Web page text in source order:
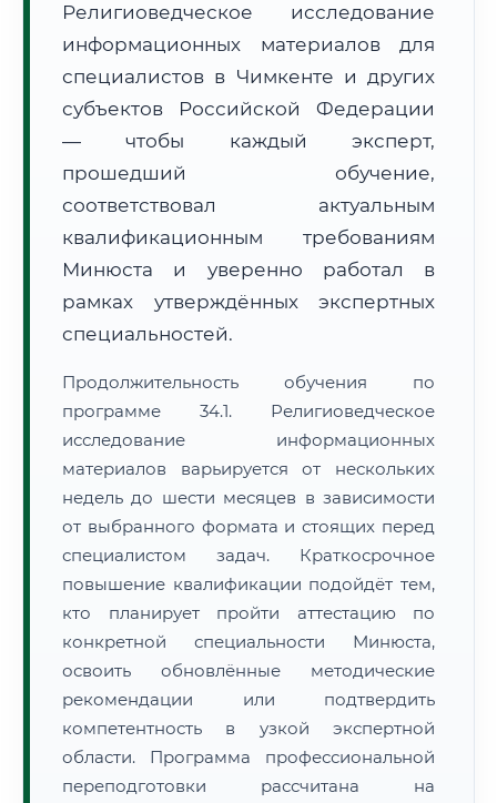
Религиоведческое исследование
информационных материалов для
специалистов в Чимкенте и других
субъектов Российской Федерации
— чтобы каждый эксперт,
прошедший обучение,
соответствовал актуальным
квалификационным требованиям
Минюста и уверенно работал в
рамках утверждённых экспертных
специальностей.
Продолжительность обучения по
программе 34.1. Религиоведческое
исследование информационных
материалов варьируется от нескольких
недель до шести месяцев в зависимости
от выбранного формата и стоящих перед
специалистом задач. Краткосрочное
повышение квалификации подойдёт тем,
кто планирует пройти аттестацию по
конкретной специальности Минюста,
освоить обновлённые методические
рекомендации или подтвердить
компетентность в узкой экспертной
области. Программа профессиональной
переподготовки рассчитана на